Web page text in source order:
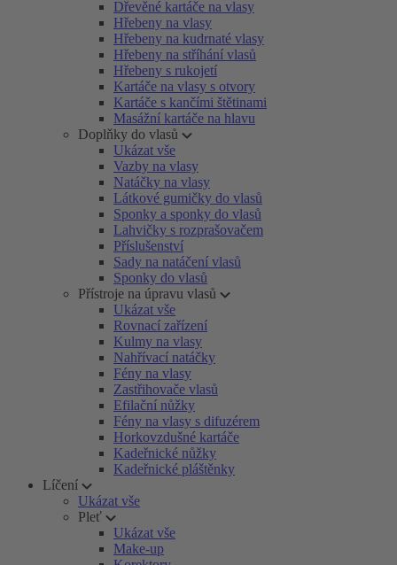
Dřevěné kartáče na vlasy
Hřebeny na vlasy
Hřebeny na kudrnaté vlasy
Hřebeny na stříhání vlasů
Hřebeny s rukojetí
Kartáče na vlasy s otvory
Kartáče s kančími štětinami
Masážní kartáče na hlavu
Doplňky do vlasů
Ukázat vše
Vazby na vlasy
Natáčky na vlasy
Látkové gumičky do vlasů
Sponky a sponky do vlasů
Lahvičky s rozprašovačem
Příslušenství
Sady na natáčení vlasů
Sponky do vlasů
Přístroje na úpravu vlasů
Ukázat vše
Rovnací zařízení
Kulmy na vlasy
Nahřívací natáčky
Fény na vlasy
Zastřihovače vlasů
Efilační nůžky
Fény na vlasy s difuzérem
Horkovzdušné kartáče
Kadeřnické nůžky
Kadeřnické pláštěnky
Líčení
Ukázat vše
Pleť
Ukázat vše
Make-up